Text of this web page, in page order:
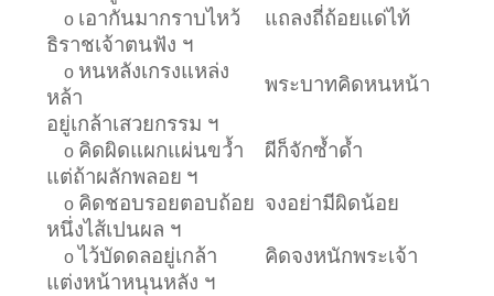
o เอากันมากราบไหว้
แถลงถี่ถ้อยแด่ไท้
ธิราชเจ้าตนฟัง ฯ
o หนหลังเกรงแหล่ง
หล้า
พระบาทคิดหนหน้า
อยู่เกล้าเสวยกรรม ฯ
o คิดผิดแผกแผ่นขว้ำ
ผีก็จักซ้ำด้ำ
แต่ถ้าผลักพลอย ฯ
o คิดชอบรอยตอบถ้อย จงอย่ามีผิดน้อย
หนึ่งไส้เปนผล ฯ
o ไว้บัดดลอยู่เกล้า
คิดจงหนักพระเจ้า
แต่งหน้าหนุนหลัง ฯ